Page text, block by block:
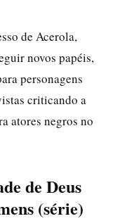
de Acerola,
novos papéis,
personagens
criticando a
atores negros no
de Deus
(série)